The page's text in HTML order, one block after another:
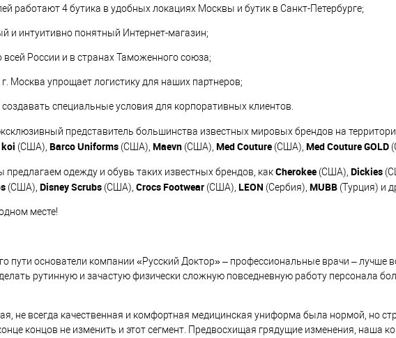
4 бутика в удобных локациях Москвы и бутик в Санкт-Петербурге;
интуитивно понятный Интернет-магазин;
России и в странах Таможенного союза;
упрощает логистику для наших партнеров;
специальные условия для корпоративных клиентов.
представитель большинства известных мировых брендов на
koi (США), BarcoUniforms (США), Maevn (США), MedCouture (США), MedCoutureGOLD
одежду и обувь таких известных брендов, какCherokee (США), Dickies
(США), DisneyScrubs (США), Crocs Footwear (США), LEON (Сербия), MUBB (Турция) и
месте!
пути основатели компании «Русский Доктор» – профессиональные врачи – лучше
рутинную и зачастую физически сложную повседневную работу персонала
не всегда качественная и комфортная медицинская униформа была нормой, но
концов не изменить и этот сегмент. Предвосхищая грядущие изменения, наша